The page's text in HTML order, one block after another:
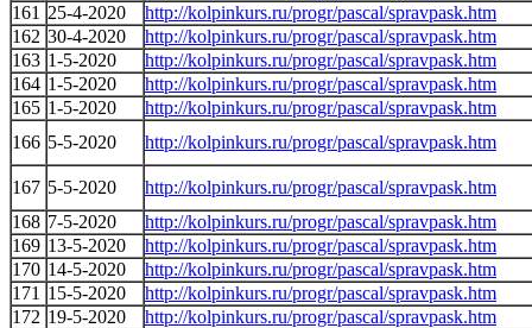
161 25-4-2020
http://kolpinkurs.ru/progr/pascal/spravpask.htm
162 30-4-2020
http://kolpinkurs.ru/progr/pascal/spravpask.htm
163 1-5-2020
http://kolpinkurs.ru/progr/pascal/spravpask.htm
164 1-5-2020
http://kolpinkurs.ru/progr/pascal/spravpask.htm
165 1-5-2020
http://kolpinkurs.ru/progr/pascal/spravpask.htm
166 5-5-2020 http://kolpinkurs.ru/progr/pascal/spravpask.htm
167 5-5-2020
http://kolpinkurs.ru/progr/pascal/spravpask.htm
168 7-5-2020
http://kolpinkurs.ru/progr/pascal/spravpask.htm
169 13-5-2020
http://kolpinkurs.ru/progr/pascal/spravpask.htm
170 14-5-2020
http://kolpinkurs.ru/progr/pascal/spravpask.htm
171 15-5-2020
http://kolpinkurs.ru/progr/pascal/spravpask.htm
172 19-5-2020
http://kolpinkurs.ru/progr/pascal/spravpask.htm